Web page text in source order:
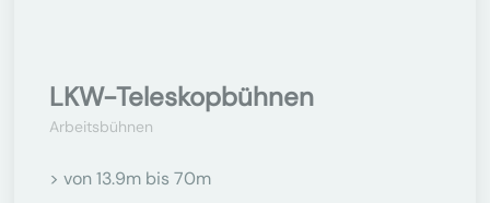
LKW-Teleskopbühnen
Arbeitsbühnen
> von 13.9m bis 70m